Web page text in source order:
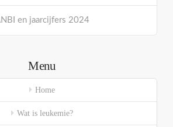
en jaarcijfers 2024
Menu
Home
Wat is leukemie?